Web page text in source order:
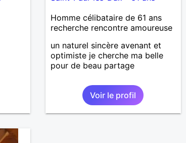
Homme célibataire de 61 ans
recherche rencontre amoureuse
un naturel sincère avenant et
optimiste je cherche ma belle
pour de beau partage
Voir le profil